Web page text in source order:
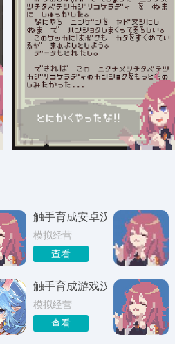
触手育成安卓汉化手机下载
模拟经营
查看
触手育成游戏汉化
模拟经营
查看